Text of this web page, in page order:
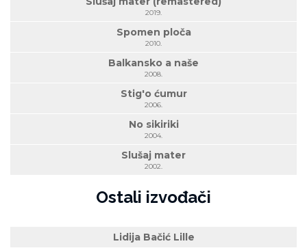
2019.
Spomen ploča
2010.
Balkansko a naše
2008.
Stig'o ćumur
2006.
No sikiriki
2004.
Slušaj mater
2002.
Ostali izvođači
Lidija Bačić Lille